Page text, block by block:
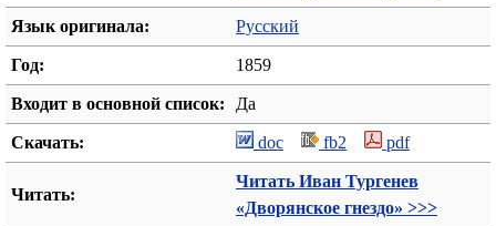
Язык оригинала: Русский
Год: 1859
Входит в основной список: Да
Скачать: doc fb2 pdf
Читать:
Читать Иван Тургенев
«Дворянское гнездо» >>>